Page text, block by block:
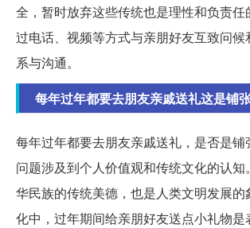
全，暂时放弃这些传统也是理性和负责任
过电话、视频等方式与亲朋好友互致问候
系与沟通。
每年过年都要去朋友亲戚送礼这是铺
每年过年都要去朋友亲戚送礼，是否是铺
问题涉及到个人价值观和传统文化的认知
华民族的传统美德，也是人类文明发展的
化中，过年期间给亲朋好友送点小礼物是